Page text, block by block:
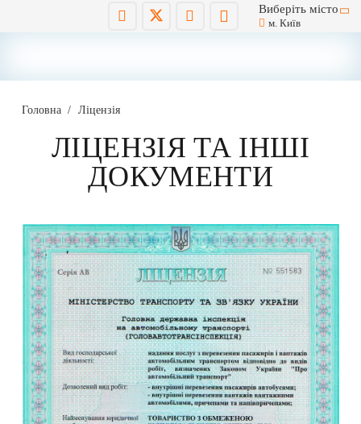
Виберіть місто
м. Київ
Головна Ліцензія
ЛІЦЕНЗІЯ ТА ІНШІ
ДОКУМЕНТИ